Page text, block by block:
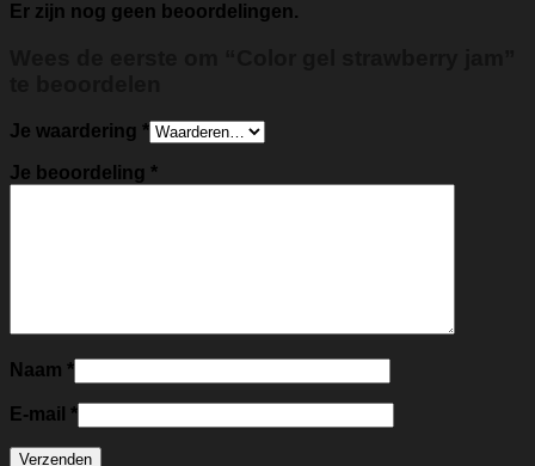
Er zijn nog geen beoordelingen.
Je waardering *
Je beoordeling *
Naam *
E-mail *